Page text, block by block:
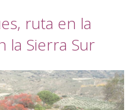
ruta en la
la Sierra Sur